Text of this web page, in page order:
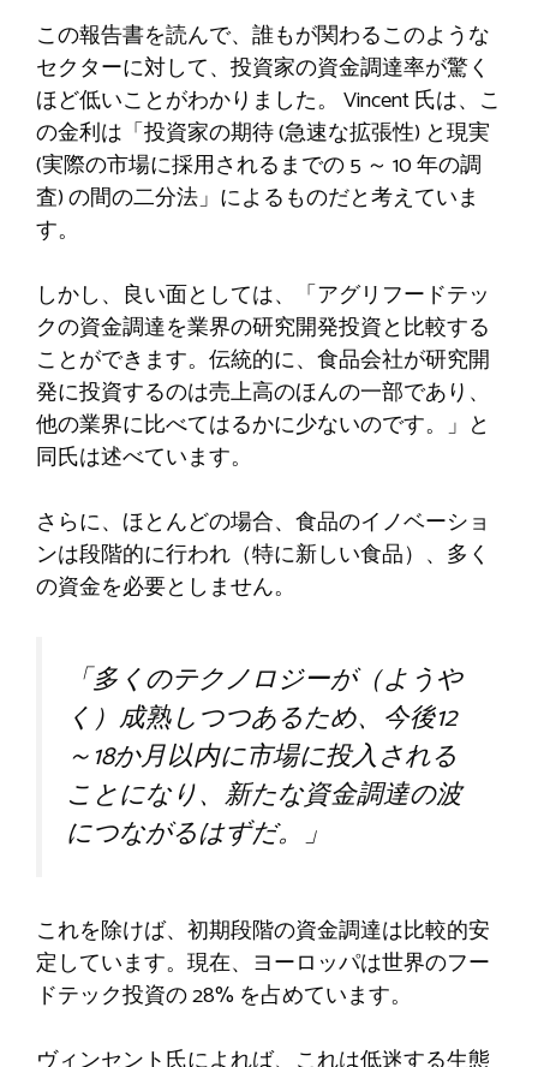
この報告書を読んで、誰もが関わるこのような
セクターに対して、投資家の資金調達率が驚く
ほど低いことがわかりました。 Vincent 氏は、こ
の金利は「投資家の期待 (急速な拡張性) と現実
(実際の市場に採用されるまでの 5 ～ 10 年の調
査) の間の二分法」によるものだと考えていま
す。
しかし、良い面としては、「アグリフードテッ
クの資金調達を業界の研究開発投資と比較する
ことができます。伝統的に、食品会社が研究開
発に投資するのは売上高のほんの一部であり、
他の業界に比べてはるかに少ないのです。」と
同氏は述べています。 ​
さらに、ほとんどの場合、食品のイノベーショ
ンは段階的に行われ（特に新しい食品）、多く
の資金を必要としません。
「多くのテクノロジーが（ようや
く）成熟しつつあるため、今後12
～18か月以内に市場に投入される
ことになり、新たな資金調達の波
につながるはずだ。」 ​
これを除けば、初期段階の資金調達は比較的安
定しています。現在、ヨーロッパは世界のフー
ドテック投資の 28% を占めています。